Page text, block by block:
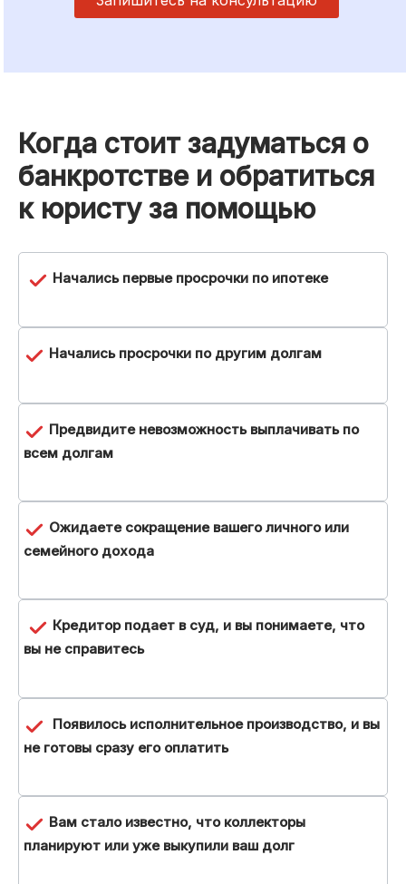
Когда стоит задуматься о
банкротстве и обратиться
к юристу за помощью
Начались первые просрочки по ипотеке
Начались просрочки по другим долгам
Предвидите невозможность выплачивать по
всем долгам
Ожидаете сокращение вашего личного или
семейного дохода
Кредитор подает в суд, и вы понимаете, что
вы не справитесь
Появилось исполнительное производство, и вы
не готовы сразу его оплатить
Вам стало известно, что коллекторы
планируют или уже выкупили ваш долг